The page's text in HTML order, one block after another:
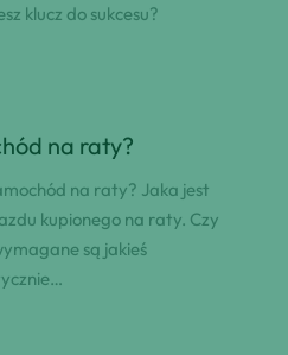
klucz do sukcesu?
na raty?
na raty? Jaka jest
kupionego na raty. Czy
są jakieś